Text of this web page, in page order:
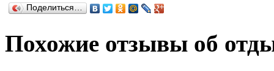
Поделиться…
Похожие отзывы об